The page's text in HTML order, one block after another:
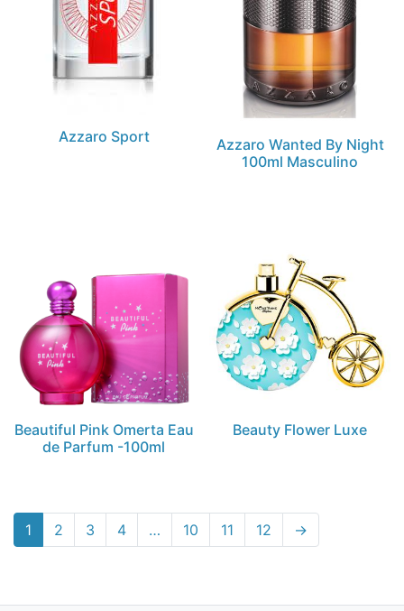
Azzaro Sport
Azzaro Wanted By Night
100ml Masculino
Beautiful Pink Omerta Eau
de Parfum -100ml
Beauty Flower Luxe
1 2 3 4 … 10 11 12 →